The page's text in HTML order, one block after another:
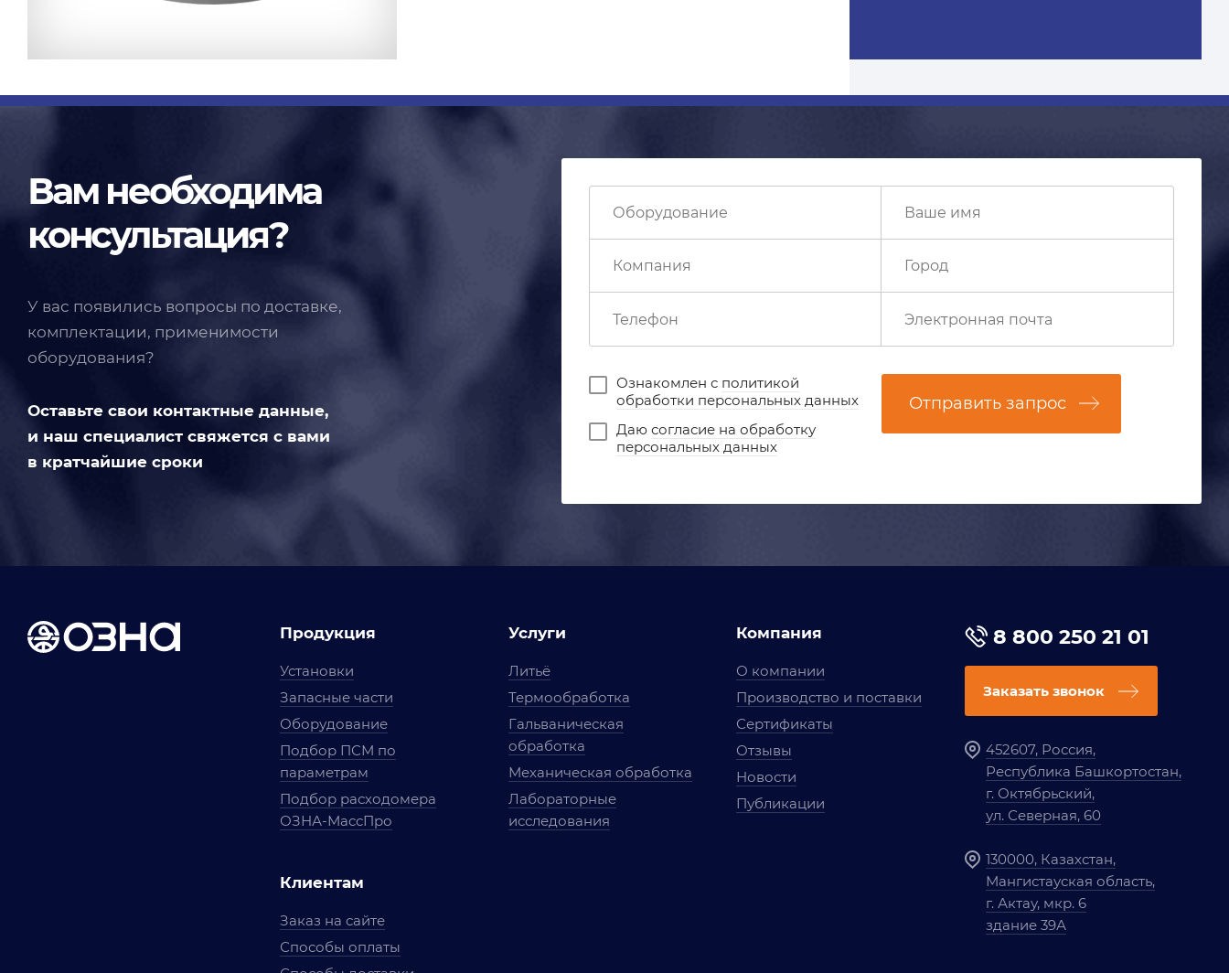
Вам необходима
консультация?
У вас появились вопросы по доставке,
комплектации, применимости
оборудования?
Оставьте свои контактные данные,
и наш специалист свяжется с вами
в кратчайшие сроки
Ознакомлен с политикой
обработки персональных данных
Даю согласие на обработку
персональных данных
Отправить запрос
Продукция
Установки
Запасные части
Оборудование
Подбор ПСМ по
параметрам
Подбор расходомера
ОЗНА-МассПро
Клиентам
Заказ на сайте
Способы оплаты
Услуги
Литьё
Термообработка
Гальваническая
обработка
Механическая обработка
Лабораторные
исследования
Компания
О компании
Производство и поставки
Сертификаты
Отзывы
Новости
Публикации
8 800 250 21 01
Заказать звонок
452607, Россия,
Республика Башкортостан,
г. Октябрьский,
ул. Северная, 60
130000, Казахстан,
Мангистауская область,
г. Актау, мкр. 6
здание 39А